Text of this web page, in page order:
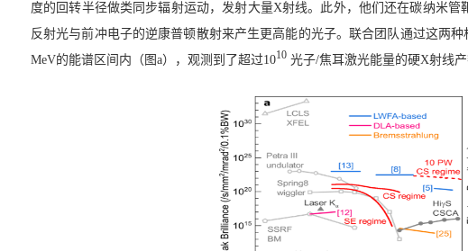
度的回转半径做类同步辐射运动，发射大量X射线。此外，他们还在碳纳米管
反射光与前冲电子的逆康普顿散射来产生更高能的光子。联合团队通过这两种
MeV的能谱区间内（图a），观测到了超过1010 光子/焦耳激光能量的硬X射线